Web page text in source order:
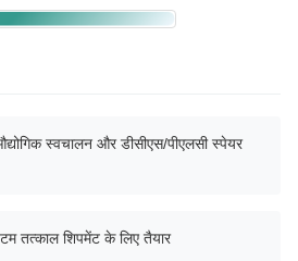
स्वचालन और डीसीएस/पीएलसी स्पेयर
तत्काल शिपमेंट के लिए तैयार